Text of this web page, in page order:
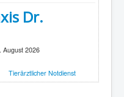
Dr.
August 2026
Tierärztlicher Notdienst